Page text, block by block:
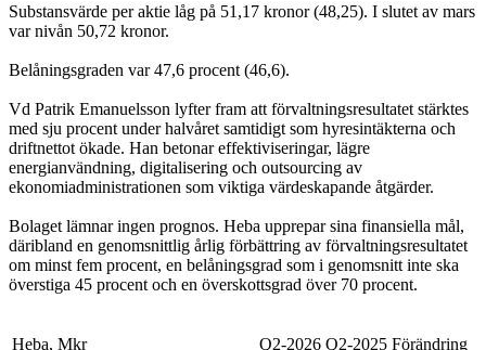
Substansvärde per aktie låg på 51,17 kronor (48,25). I slutet av mars
var nivån 50,72 kronor.
Belåningsgraden var 47,6 procent (46,6).
Vd Patrik Emanuelsson lyfter fram att förvaltningsresultatet stärktes
med sju procent under halvåret samtidigt som hyresintäkterna och
driftnettot ökade. Han betonar effektiviseringar, lägre
energianvändning, digitalisering och outsourcing av
ekonomiadministrationen som viktiga värdeskapande åtgärder.
Bolaget lämnar ingen prognos. Heba upprepar sina finansiella mål,
däribland en genomsnittlig årlig förbättring av förvaltningsresultatet
om minst fem procent, en belåningsgrad som i genomsnitt inte ska
överstiga 45 procent och en överskottsgrad över 70 procent.
Heba, Mkr Q2-2026 Q2-2025 Förändring